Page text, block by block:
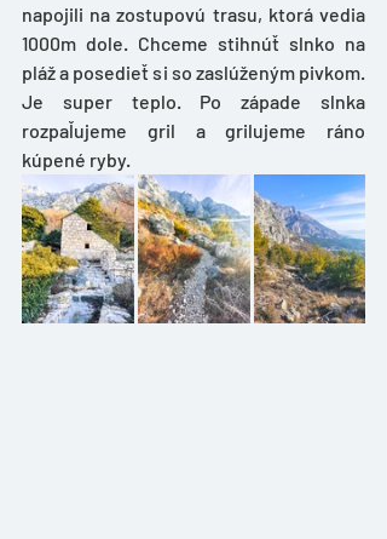
napojili na zostupovú trasu, ktorá vedia
1000m dole. Chceme stihnúť slnko na
pláž a posedieť si so zaslúženým pivkom.
Je super teplo. Po západe slnka
rozpaľujeme gril a grilujeme ráno
kúpené ryby.